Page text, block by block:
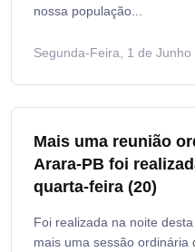
nossa população...
Segunda-Feira, 1 de Junho
Mais uma reunião
Arara-PB foi
quarta-feira (20)
Foi realizada na noite
mais uma sessão ordinária